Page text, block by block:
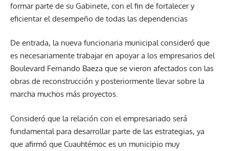
formar parte de su Gabinete, con el fin de fortalecer y
eficientar el desempeño de todas las dependencias
De entrada, la nueva funcionaria municipal consideró que
es necesariamente trabajar en apoyar a los empresarios del
Boulevard Fernando Baeza que se vieron afectados con las
obras de reconstrucción y posteriormente llevar sobre la
marcha muchos más proyectos.
Consideró que la relación con el empresariado será
fundamental para desarrollar parte de las estrategias, ya
que afirmó que Cuauhtémoc es un municipio muy